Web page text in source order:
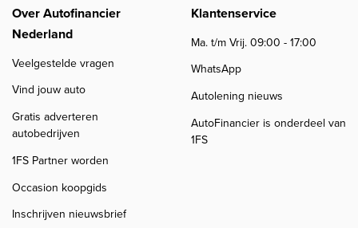
Over Autofinancier
Nederland
Veelgestelde vragen
Vind jouw auto
Gratis adverteren
autobedrijven
1FS Partner worden
Occasion koopgids
Inschrijven nieuwsbrief
Klantenservice
Ma. t/m Vrij. 09:00 - 17:00
WhatsApp
Autolening nieuws
AutoFinancier is onderdeel van
1FS